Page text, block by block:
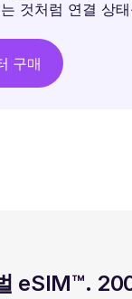
것처럼 연결 상
구매
eSIM™.